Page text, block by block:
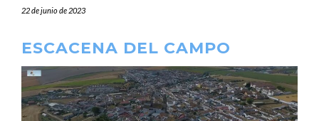
22 de junio de 2023
ESCACENA DEL CAMPO